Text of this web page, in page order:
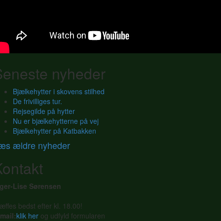
nyheder
Bjælkehytter i skovens stilhed
De frivilliges tur.
Rejsegilde på hytter
Nu er bjælkehytterne på vej
Bjælkehytter på Katbakken
ældre nyheder
Lise Sørensen
bedst efter kl. 18.00!
klik her og udfyld formularen